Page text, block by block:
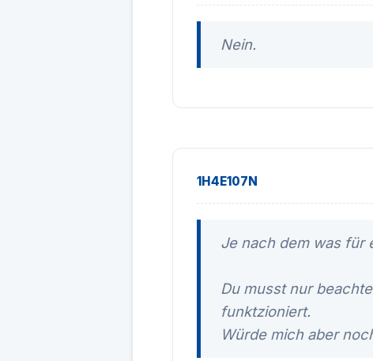
Nein.
1H4E107N
Je nach dem was für
Du musst nur
funktzioniert.
Würde mich aber